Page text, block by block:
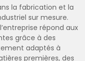
la fabrication et la
sur mesure.
répond aux
grâce à des
adaptés à
premières, des